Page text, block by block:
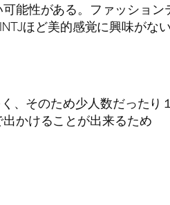
能性がある。ファッション
ほど美的感覚に興味がな
、そのため少人数だったり
かけることが出来るため